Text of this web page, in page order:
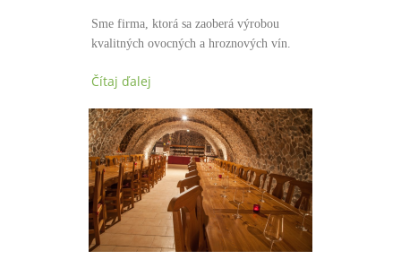
Sme firma, ktorá sa zaoberá výrobou
kvalitných ovocných a hroznových vín.
Čítaj ďalej